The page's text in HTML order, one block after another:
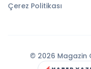
Çerez Politikası
© 2026 Magazin